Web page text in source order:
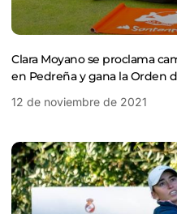
Clara Moyano se proclama
en Pedreña y gana la Orden
12 de noviembre de 2021